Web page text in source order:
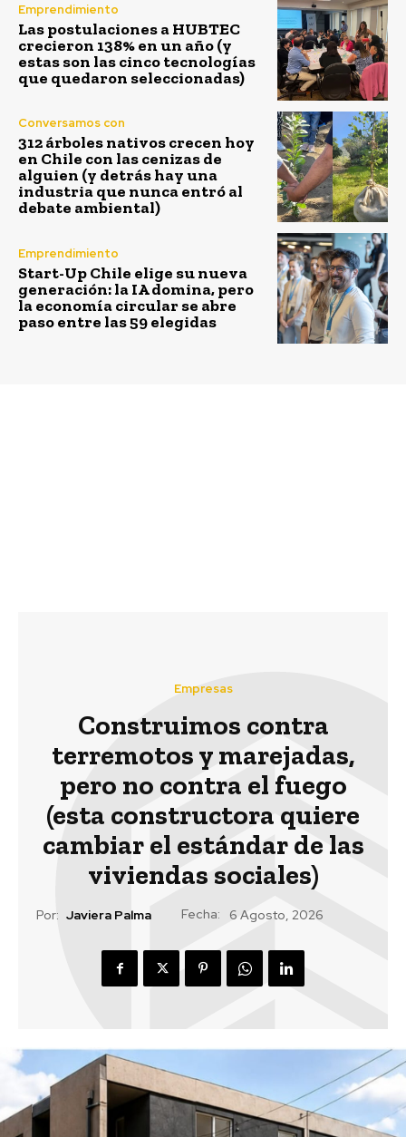
Emprendimiento
Las postulaciones a HUBTEC
crecieron 138% en un año (y
estas son las cinco tecnologías
que quedaron seleccionadas)
Conversamos con
312 árboles nativos crecen hoy
en Chile con las cenizas de
alguien (y detrás hay una
industria que nunca entró al
debate ambiental)
Emprendimiento
Start-Up Chile elige su nueva
generación: la IA domina, pero
la economía circular se abre
paso entre las 59 elegidas